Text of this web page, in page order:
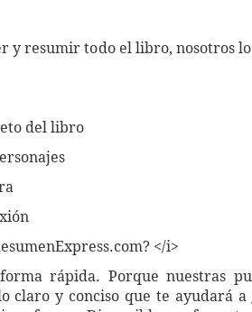
y resumir todo el libro, nosotros
del libro
</i>
rápida. Porque nuestras
claro y conciso que te ayudará